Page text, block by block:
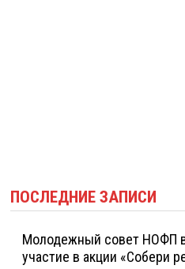
ПОСЛЕДНИЕ ЗАПИСИ
Молодежный совет НОФП
участие в акции «Собери